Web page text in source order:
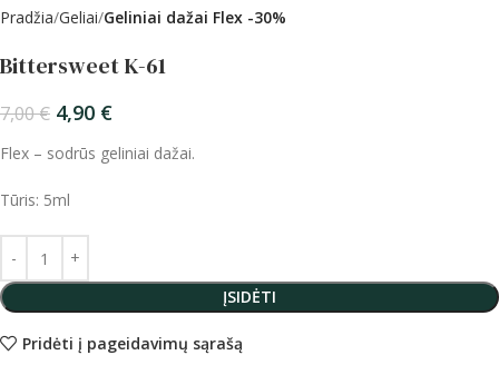
Pradžia Geliai Geliniai dažai Flex -30%
Bittersweet K-61
7,00€ 4,90 €
Flex – sodrūs geliniai dažai.
Tūris: 5ml
ĮSIDĖTI
Pridėti į pageidavimų sąrašą